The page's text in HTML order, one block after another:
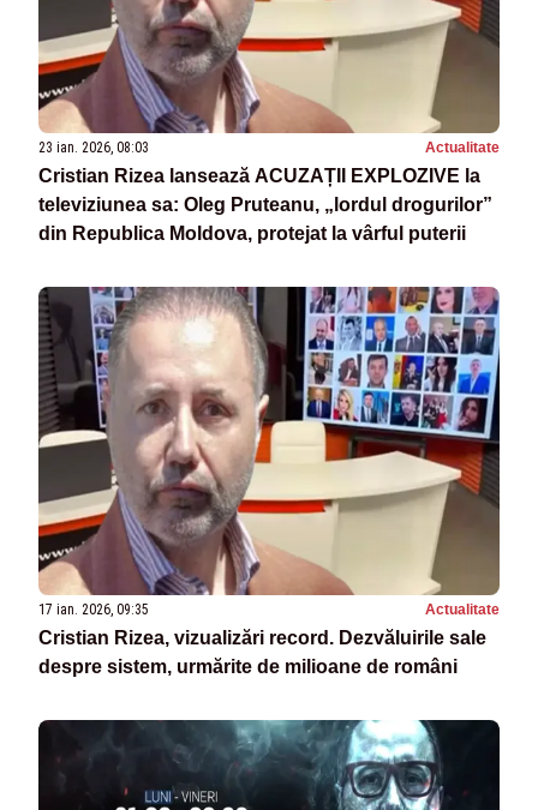
23 ian. 2026, 08:03 Actualitate
Cristian Rizea lansează ACUZAȚII EXPLOZIVE la
televiziunea sa: Oleg Pruteanu, „lordul drogurilor”
din Republica Moldova, protejat la vârful puterii
17 ian. 2026, 09:35 Actualitate
Cristian Rizea, vizualizări record. Dezvăluirile sale
despre sistem, urmărite de milioane de români